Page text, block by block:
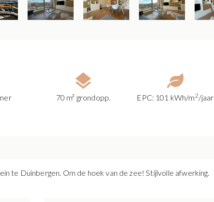
70 m² grondopp. EPC: 101 kWh/m 2/jaar
te Duinbergen. Om de hoek van de zee! Stijlvolle afwerking.